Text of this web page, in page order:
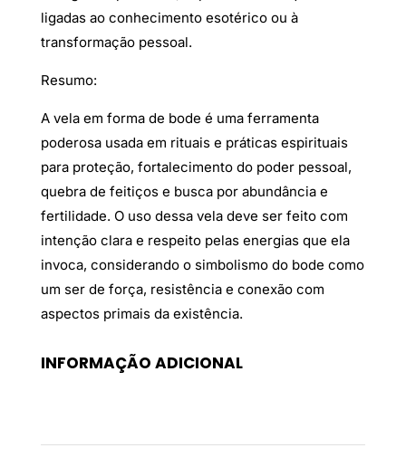
ligadas ao conhecimento esotérico ou à
transformação pessoal.
Resumo:
A vela em forma de bode é uma ferramenta
poderosa usada em rituais e práticas espirituais
para proteção, fortalecimento do poder pessoal,
quebra de feitiços e busca por abundância e
fertilidade. O uso dessa vela deve ser feito com
intenção clara e respeito pelas energias que ela
invoca, considerando o simbolismo do bode como
um ser de força, resistência e conexão com
aspectos primais da existência.
INFORMAÇÃO ADICIONAL